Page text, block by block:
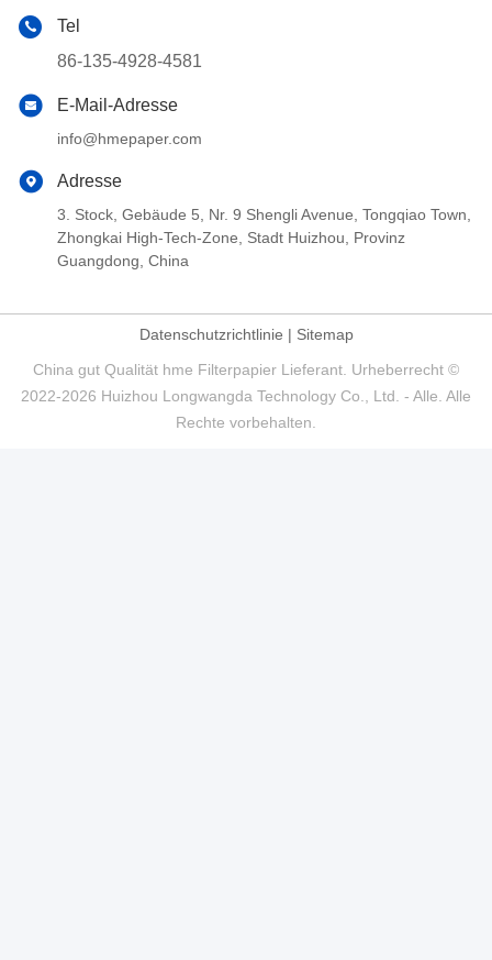
Tel
86-135-4928-4581
E-Mail-Adresse
info@hmepaper.com
Adresse
3. Stock, Gebäude 5, Nr. 9 Shengli Avenue, Tongqiao Town,
Zhongkai High-Tech-Zone, Stadt Huizhou, Provinz
Guangdong, China
Datenschutzrichtlinie | Sitemap
China gut Qualität hme Filterpapier Lieferant. Urheberrecht ©
2022-2026 Huizhou Longwangda Technology Co., Ltd. - Alle. Alle
Rechte vorbehalten.